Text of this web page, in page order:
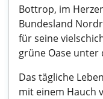
Bottrop, im
Bundesland
für seine
grüne Oase unter
Das tägliche
mit einem Hauch